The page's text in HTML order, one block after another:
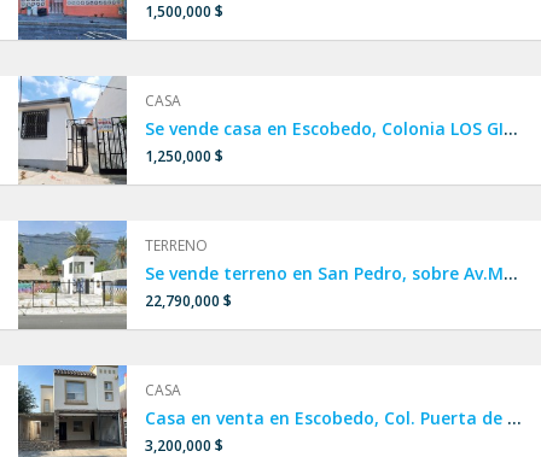
1,500,000 $
CASA
Se vende casa en Escobedo, Colonia LOS GIRASOLES 4 sector, a 10 calles de Av. Acueducto y a 4 minutos de Av. Raúl Salinas y Av. Sendero Divisorio.
1,250,000 $
TERRENO
Se vende terreno en San Pedro, sobre Av.Morones Prieto
22,790,000 $
CASA
Casa en venta en Escobedo, Col. Puerta de Anáhuac.
3,200,000 $